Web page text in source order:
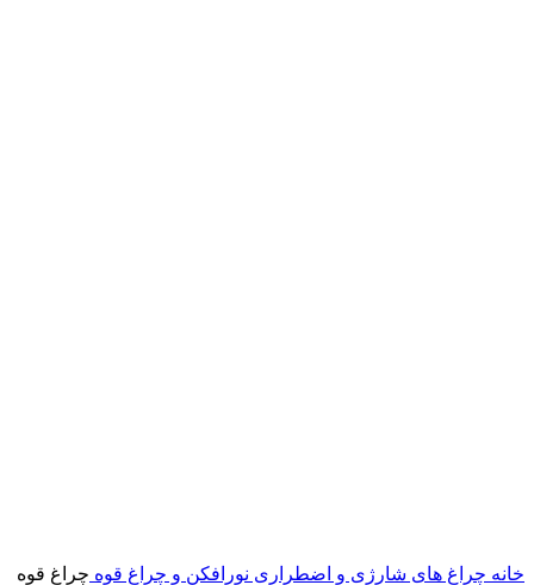
خانه چراغ های شارژی و اضطراری نورافکن و چراغ قوه چراغ قوه